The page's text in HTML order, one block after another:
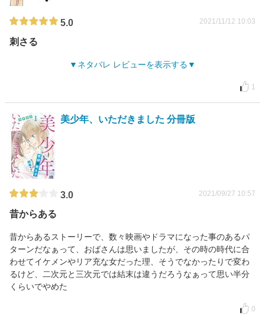
5.0 2021/11/12 10:03
刺さる
ネタバレ レビューを表示する
1
美少年、いただきました 分冊版
3.0 2021/09/27 10:57
昔からある
昔からあるストーリーで、数々映画やドラマになった事のあるパ
ターンだなぁって、おばさんは思いましたが、その時の時代に合
わせてイケメンやリア充な女だった理、そうでなかったりで変わ
るけど、二次元と三次元では結末は違うだろうなぁって思い半分
くらいでやめた
0